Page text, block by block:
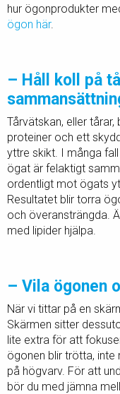
hur ögonprodukter
ögon här.
– Håll koll på
Tårvätskan, eller
proteiner och ett
yttre skikt. I många
ögat är felaktigt
ordentligt mot ögats
Resultatet blir torra
och överansträngda.
med lipider hjälpa.
– Vila ögonen
När vi tittar på en
Skärmen sitter
lite extra för att
ögonen blir trötta,
på högvarv. För att
bör du med jämna